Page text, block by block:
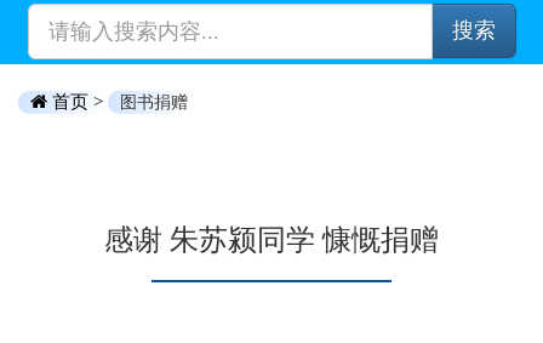
搜索
首页 > 图书捐赠
感谢 朱苏颍同学 慷慨捐赠